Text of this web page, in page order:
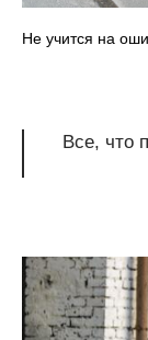
Не учится на
Все, что